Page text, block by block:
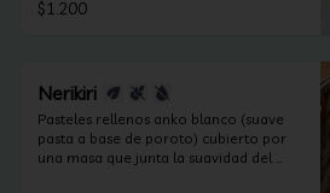
$1.200
Nerikiri
Pasteles rellenos anko blanco (suave
pasta a base de poroto) cubierto por
una masa que junta la suavidad del